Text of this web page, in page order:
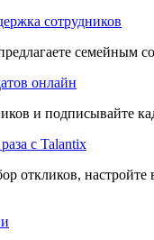
сотрудников
семейным
онлайн
и подписывайте
с Talantix
откликов,